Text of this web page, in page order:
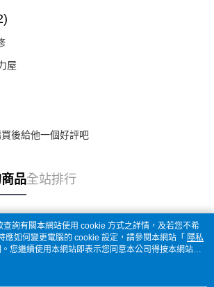
屋
後給他一個好評吧
品全站排行
詢有關本網站使用 cookie 方式之詳情，及若您不希
應如何變更電腦的 cookie 設定，請參閱本網站「 隱私
您繼續使用本網站即表示您同意本公司得按本網站使
cookie。